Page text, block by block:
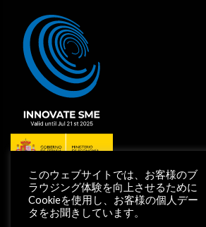
このウェブサイトでは、お客様のブ
ラウジング体験を向上させるために
Cookieを使用し、お客様の個人デー
タをお聞きしています。